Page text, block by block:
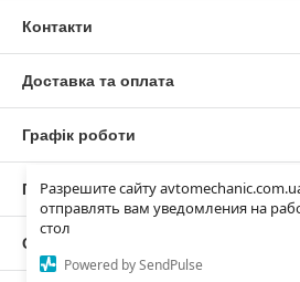
Разрешите сайту
отправлять вам уведомления на
стол
Powered by SendPulse
Контакти
Доставка та оплата
Графік роботи
Повна версія сайту
Сайт створено на маркетплейсі